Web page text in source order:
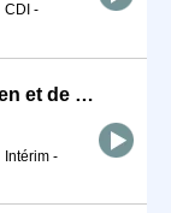
CDI -
Mécanicien / Mécanicienne d'entretien et de maintenance d'engins (H/F)
Intérim -